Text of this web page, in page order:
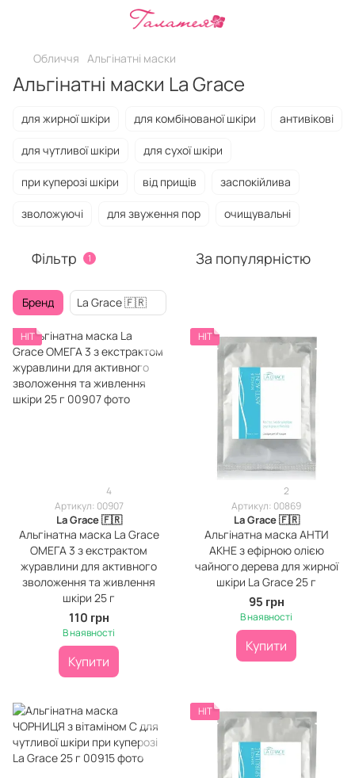
Обличчя Альгінатні маски
Альгінатні маски La Grace
для жирної шкіри для комбінованої шкіри антивікові
для чутливої шкіри для сухої шкіри
при куперозі шкіри від прищів заспокійлива
зволожуючі для звуження пор очищувальні
Фільтр 1 За популярністю
Бренд La Grace 🇫🇷
HIT
4
Артикул: 00907
La Grace 🇫🇷
Альгінатна маска La Grace
ОМЕГА 3 з екстрактом
журавлини для активного
зволоження та живлення
шкіри 25 г
110 грн
В наявності
Купити
HIT
2
Артикул: 00869
La Grace 🇫🇷
Альгінатна маска АНТИ
АКНЕ з ефірною олією
чайного дерева для жирної
шкіри La Grace 25 г
95 грн
В наявності
Купити
HIT